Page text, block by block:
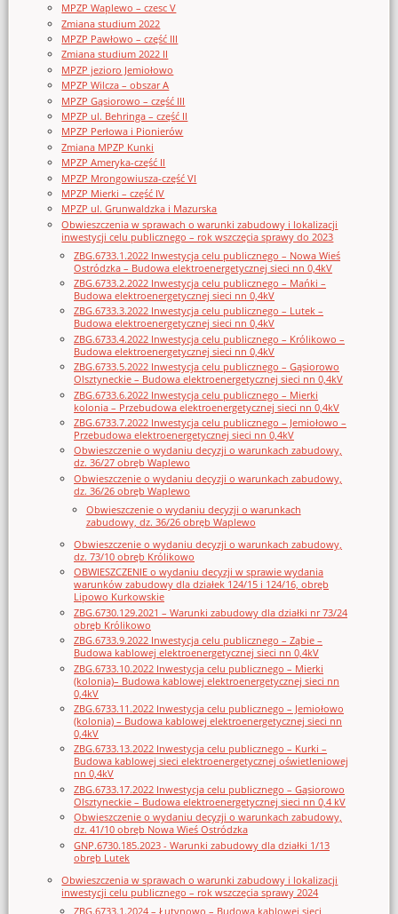
MPZP Waplewo – czesc V
Zmiana studium 2022
MPZP Pawłowo – część III
Zmiana studium 2022 II
MPZP jezioro Jemiołowo
MPZP Wilcza – obszar A
MPZP Gąsiorowo – część III
MPZP ul. Behringa – część II
MPZP Perłowa i Pionierów
Zmiana MPZP Kunki
MPZP Ameryka-część II
MPZP Mrongowiusza-część VI
MPZP Mierki – część IV
MPZP ul. Grunwaldzka i Mazurska
Obwieszczenia w sprawach o warunki zabudowy i lokalizacji
inwestycji celu publicznego – rok wszczęcia sprawy do 2023
ZBG.6733.1.2022 Inwestycja celu publicznego – Nowa Wieś
Ostródzka – Budowa elektroenergetycznej sieci nn 0,4kV
ZBG.6733.2.2022 Inwestycja celu publicznego – Mańki –
Budowa elektroenergetycznej sieci nn 0,4kV
ZBG.6733.3.2022 Inwestycja celu publicznego – Lutek –
Budowa elektroenergetycznej sieci nn 0,4kV
ZBG.6733.4.2022 Inwestycja celu publicznego – Królikowo –
Budowa elektroenergetycznej sieci nn 0,4kV
ZBG.6733.5.2022 Inwestycja celu publicznego – Gąsiorowo
Olsztyneckie – Budowa elektroenergetycznej sieci nn 0,4kV
ZBG.6733.6.2022 Inwestycja celu publicznego – Mierki
kolonia – Przebudowa elektroenergetycznej sieci nn 0,4kV
ZBG.6733.7.2022 Inwestycja celu publicznego – Jemiołowo –
Przebudowa elektroenergetycznej sieci nn 0,4kV
Obwieszczenie o wydaniu decyzji o warunkach zabudowy,
dz. 36/27 obręb Waplewo
Obwieszczenie o wydaniu decyzji o warunkach zabudowy,
dz. 36/26 obręb Waplewo
Obwieszczenie o wydaniu decyzji o warunkach
zabudowy, dz. 36/26 obręb Waplewo
Obwieszczenie o wydaniu decyzji o warunkach zabudowy,
dz. 73/10 obręb Królikowo
OBWIESZCZENIE o wydaniu decyzji w sprawie wydania
warunków zabudowy dla działek 124/15 i 124/16, obręb
Lipowo Kurkowskie
ZBG.6730.129.2021 – Warunki zabudowy dla działki nr 73/24
obręb Królikowo
ZBG.6733.9.2022 Inwestycja celu publicznego – Ząbie –
Budowa kablowej elektroenergetycznej sieci nn 0,4kV
ZBG.6733.10.2022 Inwestycja celu publicznego – Mierki
(kolonia)– Budowa kablowej elektroenergetycznej sieci nn
0,4kV
ZBG.6733.11.2022 Inwestycja celu publicznego – Jemiołowo
(kolonia) – Budowa kablowej elektroenergetycznej sieci nn
0,4kV
ZBG.6733.13.2022 Inwestycja celu publicznego – Kurki –
Budowa kablowej sieci elektroenergetycznej oświetleniowej
nn 0,4kV
ZBG.6733.17.2022 Inwestycja celu publicznego – Gąsiorowo
Olsztyneckie – Budowa elektroenergetycznej sieci nn 0,4 kV
Obwieszczenie o wydaniu decyzji o warunkach zabudowy,
dz. 41/10 obręb Nowa Wieś Ostródzka
GNP.6730.185.2023 - Warunki zabudowy dla działki 1/13
obręb Lutek
Obwieszczenia w sprawach o warunki zabudowy i lokalizacji
inwestycji celu publicznego – rok wszczęcia sprawy 2024
ZBG.6733.1.2024 – Łutynowo – Budowa kablowej sieci